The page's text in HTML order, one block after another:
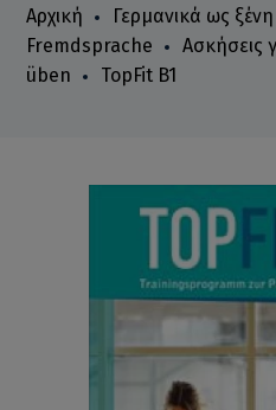
Αρχική
Γερμανικά ως
Fremdsprache
Ασκήσεις
üben
TopFit B1